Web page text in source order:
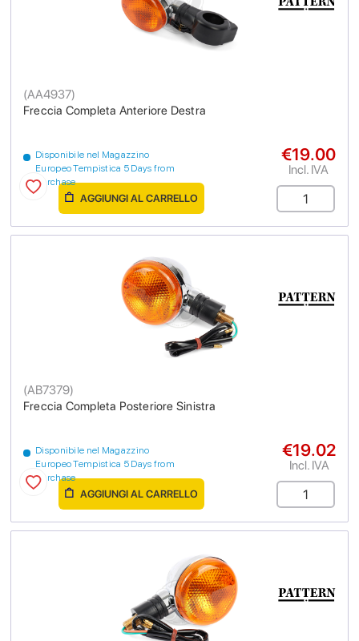
Freccia Completa Anteriore Destra
(AA4937)
Disponibile nel Magazzino
Europeo Tempistica 5 Days from
purchase
€19.00
Incl. IVA
AGGIUNGI AL CARRELLO
Freccia Completa Posteriore Sinistra
(AB7379)
Disponibile nel Magazzino
Europeo Tempistica 5 Days from
purchase
€19.02
Incl. IVA
AGGIUNGI AL CARRELLO